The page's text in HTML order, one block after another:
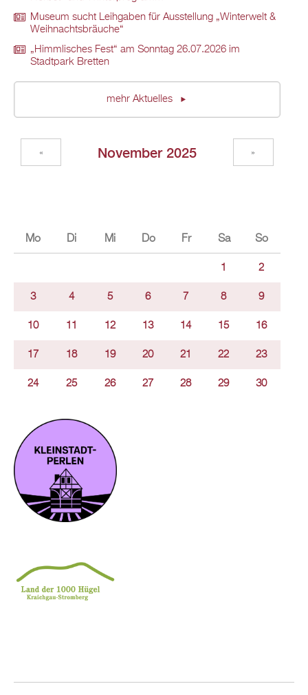
Museum sucht Leihgaben für Ausstellung „Winterwelt &
Weihnachtsbräuche“
„Himmlisches Fest“ am Sonntag 26.07.2026 im
Stadtpark Bretten
mehr Aktuelles
November 2025
« »
Mo Di Mi Do Fr Sa So
1 2
3 4 5 6 7 8 9
10 11 12 13 14 15 16
17 18 19 20 21 22 23
24 25 26 27 28 29 30